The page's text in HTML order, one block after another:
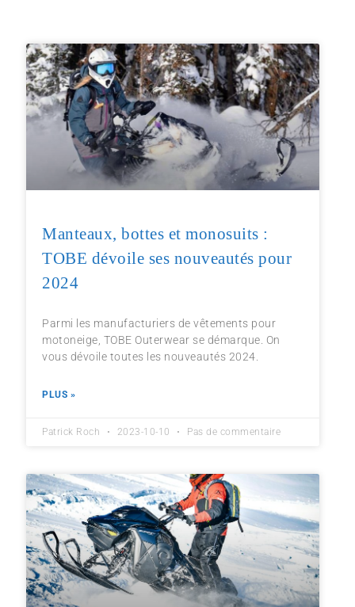
Manteaux, bottes et monosuits :
TOBE dévoile ses nouveautés pour
2024
Parmi les manufacturiers de vêtements pour
motoneige, TOBE Outerwear se démarque. On
vous dévoile toutes les nouveautés 2024.
PLUS »
Patrick Roch 2023-10-10 Pas de commentaire